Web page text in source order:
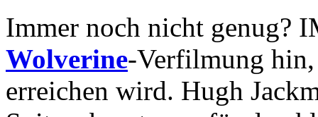
Immer noch nicht genug?
Wolverine-Verfilmung
erreichen wird. Hugh